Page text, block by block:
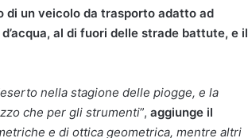
di un veicolo da trasporto adatto ad
al di fuori delle strade battute, e il
nella stagione delle piogge, e la
che per gli strumenti”, aggiunge il
e di ottica geometrica, mentre altri